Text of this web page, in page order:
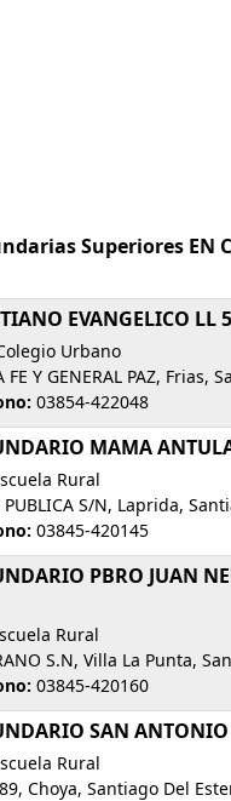
Superiores EN
EVANGELICO LL
Urbano
FE Y GENERAL PAZ, Frias,
03854-422048
MAMA
Rural
PUBLICA S/N, Laprida,
03845-420145
PBRO JUAN
Rural
S.N, Villa La Punta,
03845-420160
SAN
Rural
89, Choya, Santiago Del